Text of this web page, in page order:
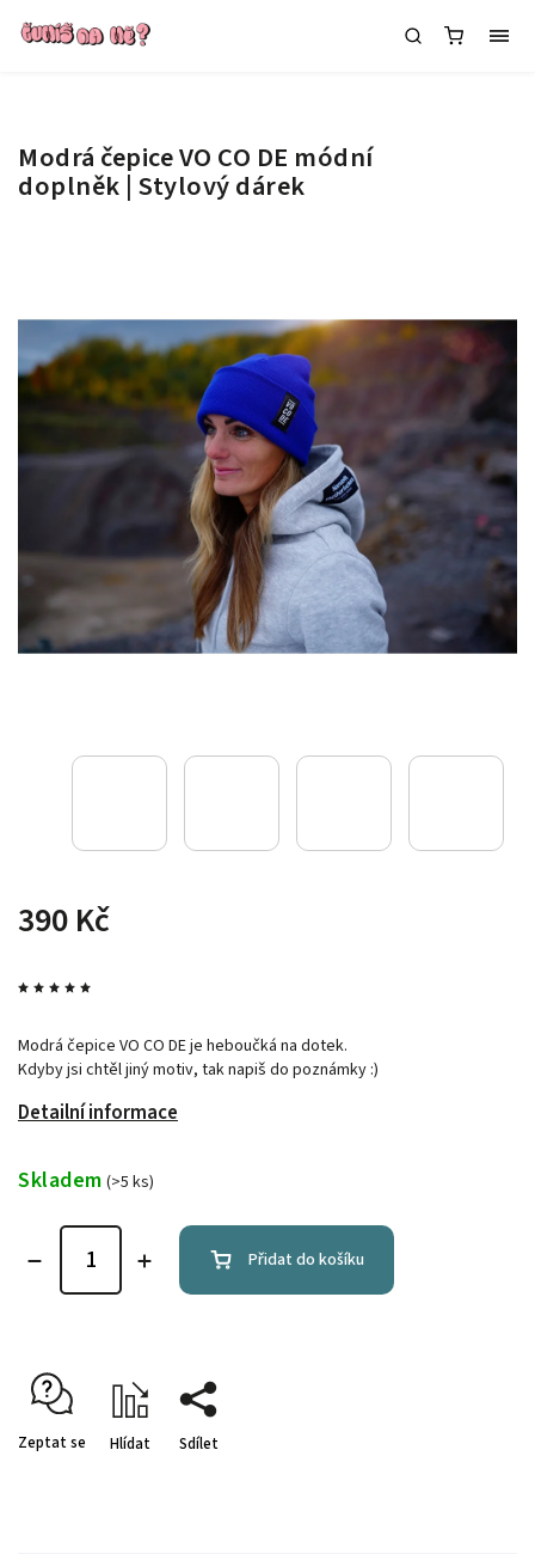
Modrá čepice VO CO DE módní
doplněk | Stylový dárek
390 Kč
Modrá čepice VO CO DE je heboučká na dotek.
Kdyby jsi chtěl jiný motiv, tak napiš do poznámky :)
Detailní informace
Skladem (>5 ks)
Přidat do košíku
Zeptat se Hlídat Sdílet